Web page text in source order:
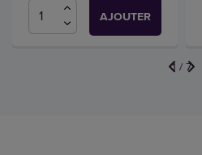
AJOUTER
1 / 7